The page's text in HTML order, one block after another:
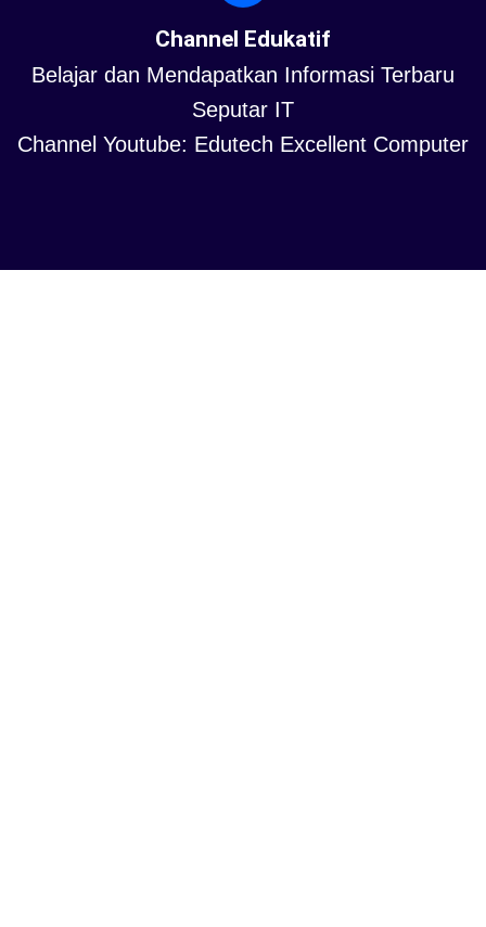
Channel Edukatif
Belajar dan Mendapatkan Informasi Terbaru
Seputar IT
Channel Youtube: Edutech Excellent Computer